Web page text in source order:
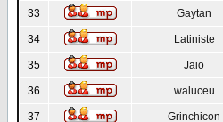
33 Gaytan
34 Latiniste
35 Jaio
36 waluceu
37 Grinchicon